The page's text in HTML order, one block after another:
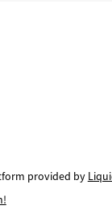
provided by